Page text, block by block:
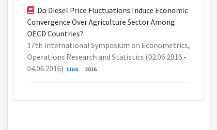
Do Diesel Price Fluctuations Induce Economic
Convergence Over Agriculture Sector Among
OECD Countries?
17th International Symposium on Econometrics,
Operations Research and Statistics (02.06.2016 -
04.06.2016) Link 2016